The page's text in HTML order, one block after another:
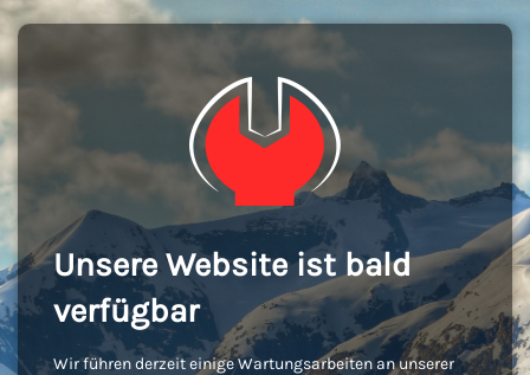
Unsere Website ist bald
verfügbar
Wir führen derzeit einige Wartungsarbeiten an unserer